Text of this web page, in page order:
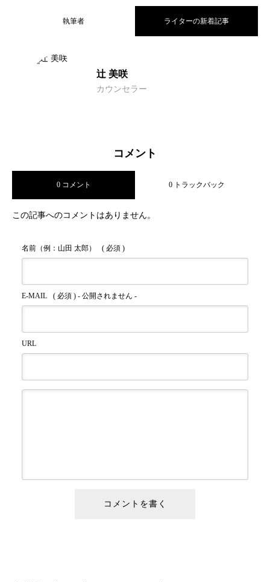
執筆者 ライターの新着記事
辻 美咲
カウンセラー
2024.01.06
まともな男性と出会う方法を解説
コメント
0 コメント 0 トラックバック
この記事へのコメントはありません。
名前（例：山田 太郎） ( 必須 )
E-MAIL ( 必須 ) - 公開されません -
URL